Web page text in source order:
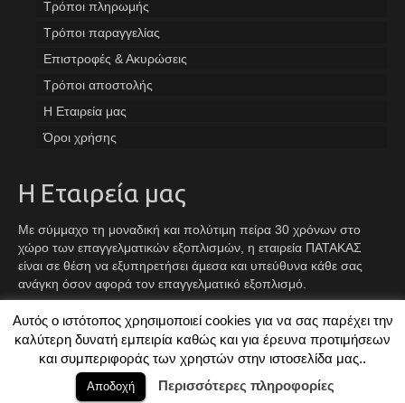
Tρόποι πληρωμής
Τρόποι παραγγελίας
Επιστροφές & Ακυρώσεις
Τρόποι αποστολής
Η Εταιρεία μας
Όροι χρήσης
Η Εταιρεία μας
Με σύμμαχο τη μοναδική και πολύτιμη πείρα 30 χρόνων στο
χώρο των επαγγελματικών εξοπλισμών, η εταιρεία ΠΑΤΑΚΑΣ
είναι σε θέση να εξυπηρετήσει άμεσα και υπεύθυνα κάθε σας
ανάγκη όσον αφορά τον επαγγελματικό εξοπλισμό.
Facebook
Instagram
TikTok
© 2026 ΠΑΤΑΚΑΣ - Created By TechPlace
Αυτός ο ιστότοπος χρησιμοποιεί cookies για να σας παρέχει την
καλύτερη δυνατή εμπειρία καθώς και για έρευνα προτιμήσεων
και συμπεριφοράς των χρηστών στην ιστοσελίδα μας..
Αποδοχή Περισσότερες πληροφορίες